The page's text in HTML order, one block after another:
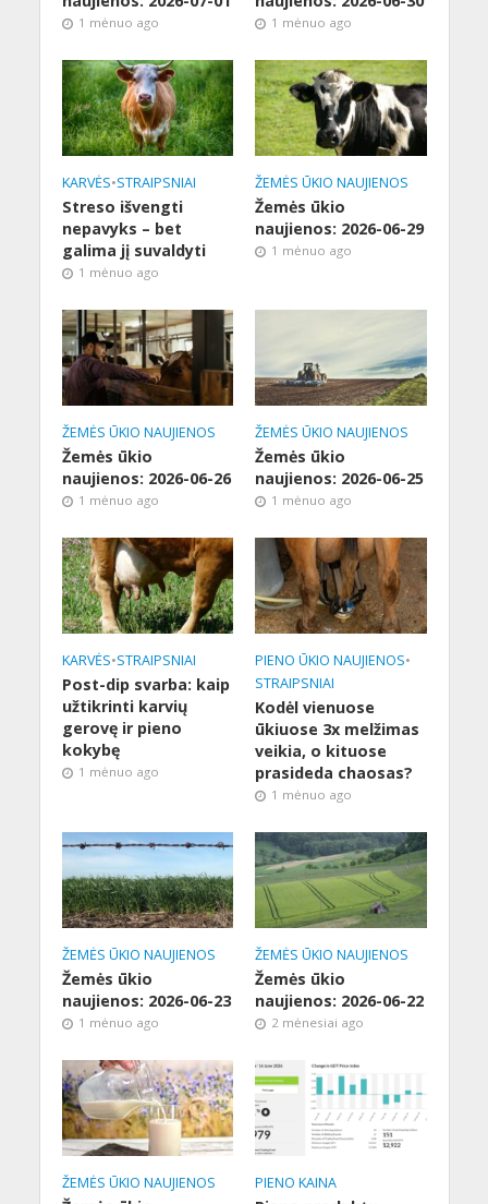
1 mėnuo ago 1 mėnuo ago
KARVĖS•STRAIPSNIAI
Streso išvengti
nepavyks – bet
galima jį suvaldyti
1 mėnuo ago
ŽEMĖS ŪKIO NAUJIENOS
Žemės ūkio
naujienos: 2026-06-29
1 mėnuo ago
ŽEMĖS ŪKIO NAUJIENOS
Žemės ūkio
naujienos: 2026-06-26
1 mėnuo ago
ŽEMĖS ŪKIO NAUJIENOS
Žemės ūkio
naujienos: 2026-06-25
1 mėnuo ago
KARVĖS•STRAIPSNIAI
Post-dip svarba: kaip
užtikrinti karvių
gerovę ir pieno
kokybę
1 mėnuo ago
PIENO ŪKIO NAUJIENOS•
STRAIPSNIAI
Kodėl vienuose
ūkiuose 3x melžimas
veikia, o kituose
prasideda chaosas?
1 mėnuo ago
ŽEMĖS ŪKIO NAUJIENOS
Žemės ūkio
naujienos: 2026-06-23
1 mėnuo ago
ŽEMĖS ŪKIO NAUJIENOS
Žemės ūkio
naujienos: 2026-06-22
2 mėnesiai ago
ŽEMĖS ŪKIO NAUJIENOS PIENO KAINA